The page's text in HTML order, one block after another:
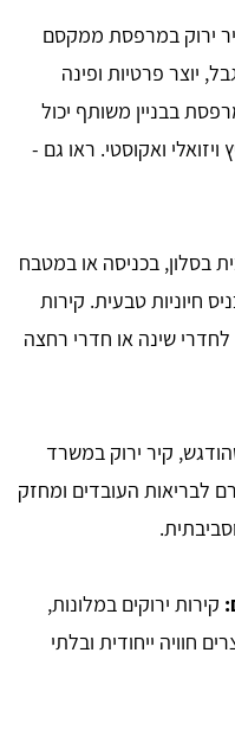
ירוק במרפסת ממקסם
יוצר פרטיות ופינה
בבניין משותף יכול
ואקוסטי. ראו גם -
בסלון, בכניסה או במטבח
חיוניות טבעית. קירות
לחדרי שינה או חדרי רחצה
קיר ירוק במשרד
לבריאות העובדים ומחזק
קירות ירוקים במלונות,
חוויה ייחודית ובלתי